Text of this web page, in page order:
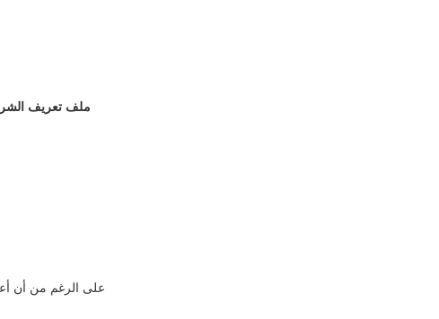
ملف تعريف
على الرغم من أن